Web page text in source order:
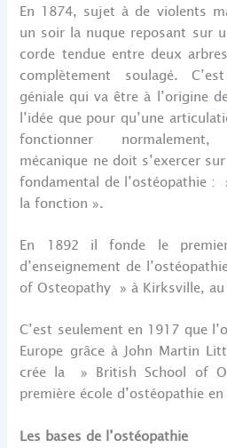
En 1874, sujet à de violents
un soir la nuque reposant sur
corde tendue entre deux
complètement soulagé.
géniale qui va être à l’origine
l’idée que pour qu’une
fonctionner
mécanique ne doit s’exercer
fondamental de l’ostéopathie :
la fonction ».
En 1892 il fonde le
d’enseignement de
of Osteopathy » à Kirksville,
C’est seulement en 1917 que
Europe grâce à John Martin
crée la » British School of
première école d’ostéopathie
Les bases de l’ostéopathie